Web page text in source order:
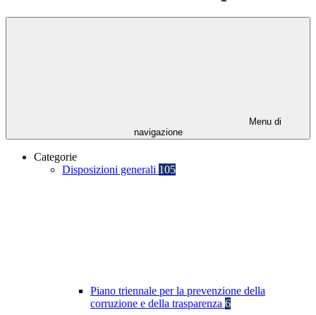
Menu di
navigazione
Categorie
Disposizioni generali 105
Piano triennale per la prevenzione della
corruzione e della trasparenza 6